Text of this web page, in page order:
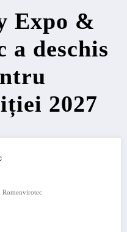
Expo &
a deschis
2027
Romenvirotec